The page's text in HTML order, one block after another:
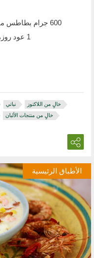
600 جرام بطاطس مقشرة ومقطعة إلى مكعبات 2.5 سم
نباتي
خالٍ من اللاكتوز
خالٍ من منتجات الألبان
الأطباق الرئيسية